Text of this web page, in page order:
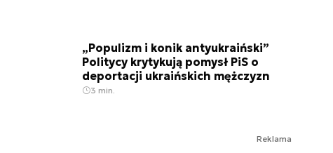
„Populizm i konik antyukraiński”
Politycy krytykują pomysł PiS o
deportacji ukraińskich mężczyzn
3 min.
Reklama